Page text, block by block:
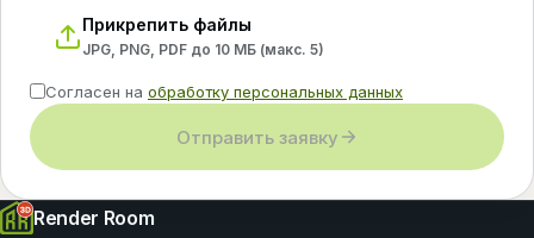
Прикрепить файлы
JPG, PNG, PDF до 10 МБ (макс. 5)
Согласен на обработку персональных данных
Отправить заявку
Render Room